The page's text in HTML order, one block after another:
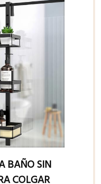
BAÑO SIN
COLGAR